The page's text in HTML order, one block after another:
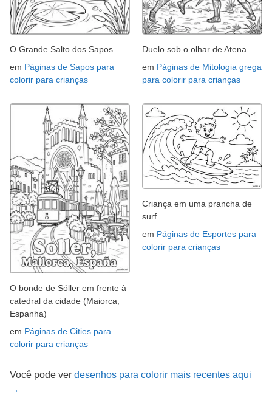
O Grande Salto dos Sapos
em Páginas de Sapos para
colorir para crianças
Duelo sob o olhar de Atena
em Páginas de Mitologia grega
para colorir para crianças
O bonde de Sóller em frente à
catedral da cidade (Maiorca,
Espanha)
em Páginas de Cities para
colorir para crianças
Criança em uma prancha de
surf
em Páginas de Esportes para
colorir para crianças
Você pode ver desenhos para colorir mais recentes aqui
→